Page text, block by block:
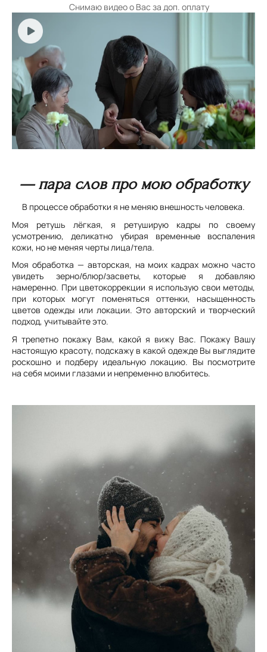
Снимаю видео о Вас за доп. оплату
— пара слов про мою обработку
В процессе обработки я не меняю внешность человека.
Моя ретушь лёгкая, я ретуширую кадры по своему
усмотрению, деликатно убирая временные воспаления
кожи, но не меняя черты лица/тела.
Моя обработка — авторская, на моих кадрах можно часто
увидеть зерно/блюр/засветы, которые я добавляю
намеренно. При цветокоррекции я использую свои методы,
при которых могут поменяться оттенки, насыщенность
цветов одежды или локации. Это авторский и творческий
подход, учитывайте это.
Я трепетно покажу Вам, какой я вижу Вас. Покажу Вашу
настоящую красоту, подскажу в какой одежде Вы выглядите
роскошно и подберу идеальную локацию. Вы посмотрите
на себя моими глазами и непременно влюбитесь.